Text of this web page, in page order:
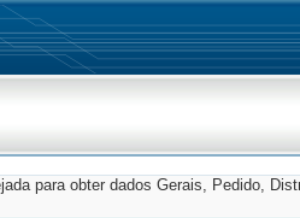
para obter dados Gerais, Pedido,